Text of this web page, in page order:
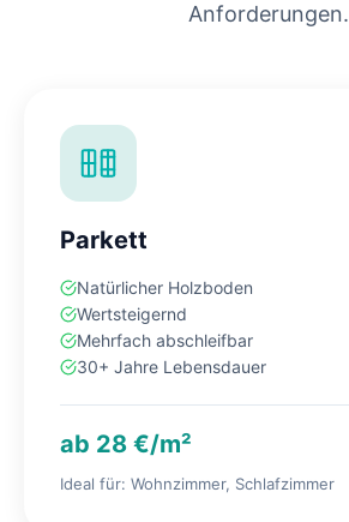
Anforderungen.
Parkett
Natürlicher Holzboden
Wertsteigernd
Mehrfach abschleifbar
30+ Jahre Lebensdauer
ab 28 €/m²
Ideal für: Wohnzimmer, Schlafzimmer